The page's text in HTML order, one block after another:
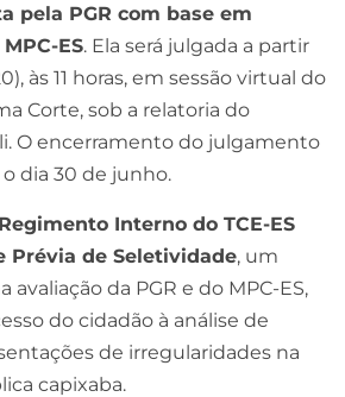
pela PGR com base em
ES. Ela será julgada a partir
às 11 horas, em sessão virtual do
Corte, sob a relatoria do
O encerramento do julgamento
dia 30 de junho.
Interno do TCE-ES
Prévia de Seletividade, um
avaliação da PGR e do MPC-ES,
do cidadão à análise de
de irregularidades na
capixaba.